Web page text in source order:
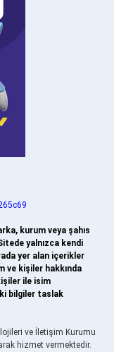
kurum veya şahıs
yalnızca kendi
yer alan içerikler
ve kişiler hakkında
ile isim
bilgiler taslak
ve İletişim Kurumu
hizmet vermektedir.